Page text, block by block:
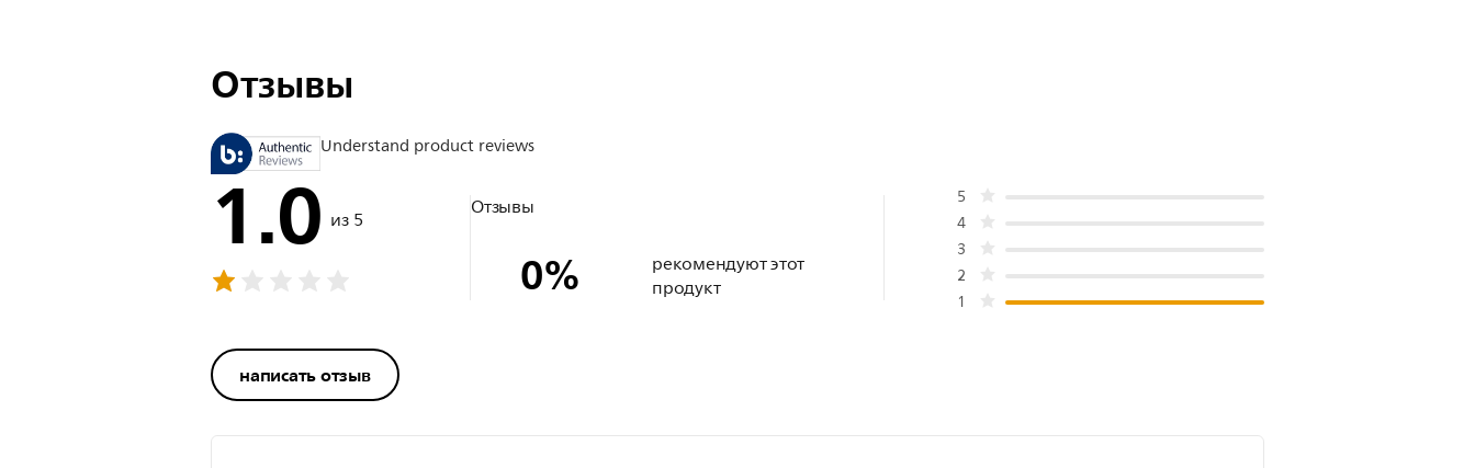
Отзывы
Understand product reviews
1.0 из 5
написать отзыв
Отзывы
0%
рекомендуют этот
продукт
5
4
3
2
1